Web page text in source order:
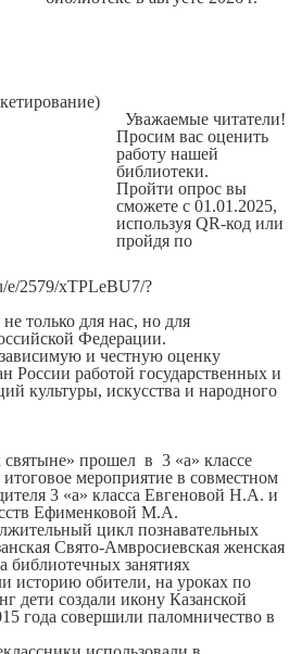
Уважаемые читатели!
Просим вас оценить
работу нашей
библиотеки.
Пройти опрос вы
сможете с 01.01.2025,
используя QR-код или
пройдя по
e/2579/xTPLeBU7/?
только для нас, но для
Федерации.
и честную оценку
России работой государственных и
культуры, искусства и народного
прошел в 3 «а» классе
мероприятие в совместном
3 «а» класса Евгеновой Н.А. и
Ефименковой М.А.
цикл познавательных
Свято-Амвросиевская женская
занятиях
историю обители, на уроках по
дети создали икону Казанской
года совершили паломничество в